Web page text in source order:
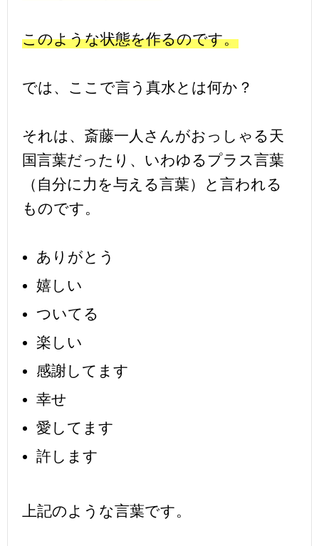
このような状態を作るのです。
では、ここで言う真水とは何か？
それは、斎藤一人さんがおっしゃる天
国言葉だったり、いわゆるプラス言葉
（自分に力を与える言葉）と言われる
ものです。
ありがとう
嬉しい
ついてる
楽しい
感謝してます
幸せ
愛してます
許します
上記のような言葉です。